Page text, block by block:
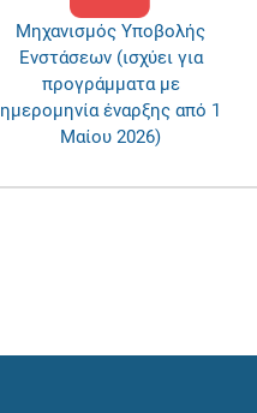
Μηχανισμός Υποβολής
Ενστάσεων (ισχύει για
προγράμματα με
ημερομηνία έναρξης από 1
Μαίου 2026)